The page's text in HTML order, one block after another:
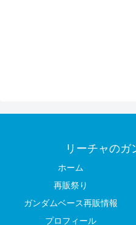
リーチャのガ
ホーム
再販祭り
ガンダムベース再販情報
プロフィール